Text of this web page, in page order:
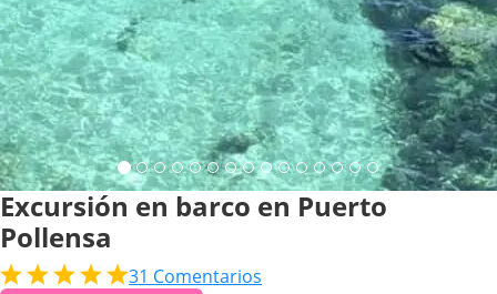
Excursión en barco en Puerto
Pollensa
31 Comentarios